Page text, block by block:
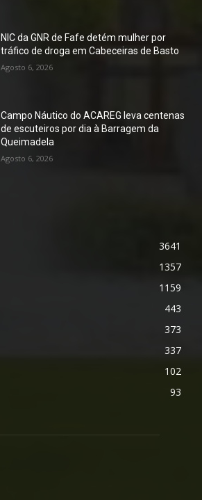
NIC da GNR de Fafe detém mulher por
tráfico de droga em Cabeceiras de Basto
Agosto 6, 2026
Campo Náutico do ACAREG leva centenas
de escuteiros por dia à Barragem da
Queimadela
Agosto 6, 2026
3641
1357
1159
443
373
337
102
93